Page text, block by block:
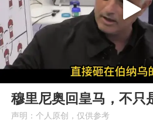
Play
穆里尼奥回皇马，不只
声明：个人原创，仅供参考